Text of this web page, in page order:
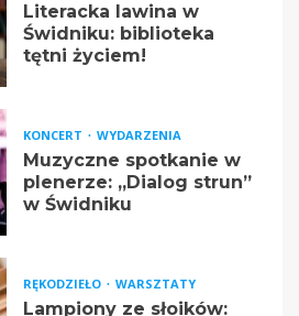
Literacka lawina w
Świdniku: biblioteka
tętni życiem!
KONCERT WYDARZENIA
Muzyczne spotkanie w
plenerze: „Dialog strun”
w Świdniku
RĘKODZIEŁO WARSZTATY
Lampiony ze słoików: